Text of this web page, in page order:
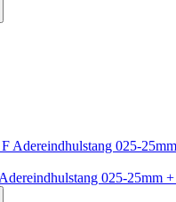
025-25mm +